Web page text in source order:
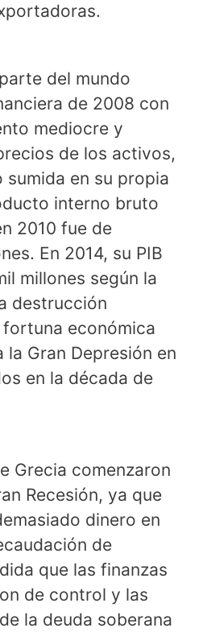
del mundo
de 2008 con
mediocre y
de los activos,
sumida en su propia
interno bruto
2010 fue de
En 2014, su PIB
millones según la
destrucción
económica
la Gran Depresión en
en la década de
Grecia comenzaron
Recesión, ya que
dinero en
de
que las finanzas
de control y las
la deuda soberana